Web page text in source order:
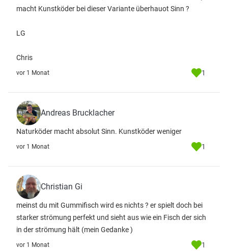
macht Kunstköder bei dieser Variante überhauot Sinn ?
LG
Chris
vor 1 Monat 1
Andreas Brucklacher
Naturköder macht absolut Sinn. Kunstköder weniger
vor 1 Monat 1
Christian Gi
meinst du mit Gummifisch wird es nichts ? er spielt doch bei
starker strömung perfekt und sieht aus wie ein Fisch der sich
in der strömung hält (mein Gedanke )
vor 1 Monat 1